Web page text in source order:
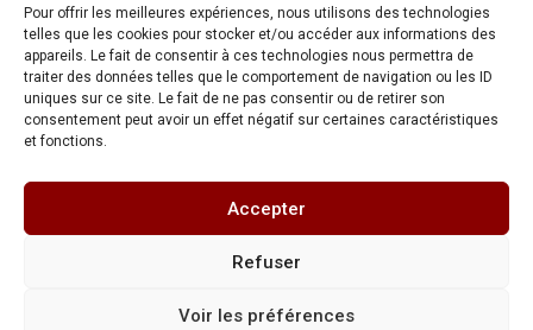
Pour offrir les meilleures expériences, nous utilisons des technologies
telles que les cookies pour stocker et/ou accéder aux informations des
appareils. Le fait de consentir à ces technologies nous permettra de
traiter des données telles que le comportement de navigation ou les ID
uniques sur ce site. Le fait de ne pas consentir ou de retirer son
consentement peut avoir un effet négatif sur certaines caractéristiques
et fonctions.
Accepter
Refuser
Voir les préférences
RéalisationFDV Conseil
Politique de confidentialité